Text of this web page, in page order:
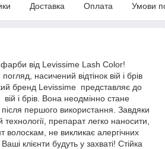
Доставка Оплата Умови
від Levissime Lash Color!
насичений відтінок вій і брів
бренд Levissime представляє до
і брів. Вона неодмінно стане
першого використання. Завдяки
технології, препарат легко наносити,
волоскам, не викликає алергічних
клієнти будуть у захваті! Стійка